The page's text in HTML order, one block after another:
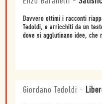
Davvero ottimi i racconti
Tedoldi, e arricchiti da un
dove si agglutinano idee,
Giordano Tedoldi -